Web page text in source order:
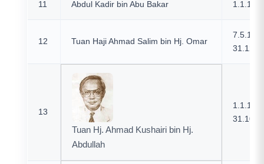
11 Abdul Kadir bin Abu Bakar
12 Tuan Haji Ahmad Salim bin Hj. Omar
13
Tuan Hj. Ahmad Kushairi bin Hj.
Abdullah